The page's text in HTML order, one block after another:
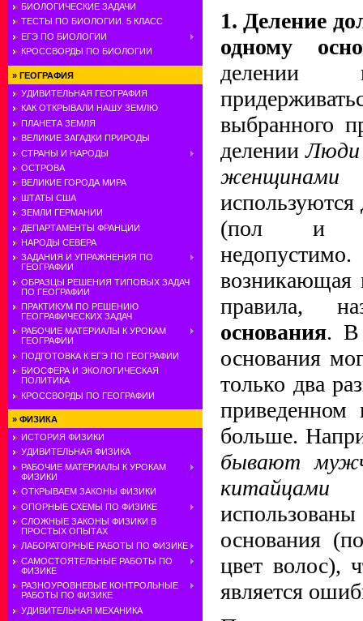
БИОЛОГИЧЕСКИЕ ЗАДАЧИ
ТЕСТЫ ПО БИОЛОГИИ. 5 КЛАСС
ЕГЭ ПО БИОЛОГИИ
КРОССВОРДЫ ПО БИОЛОГИИ
» ГЕОГРАФИЯ
УДИВИТЕЛЬНАЯ ГЕОГРАФИЯ
КАК ОТКРЫВАЛИ НАШУ ЗЕМЛЮ
ПЛАНЕТА ЗЕМЛЯ
ВЕЛИКИЕ ЗАГАДКИ ПРИРОДЫ
СТРАНЫ И НАРОДЫ
ОСТРОВА
ВЕЛИКИЕ ГОРОДА МИРА
ШТАТЫ США
ЗЕМЛИ ГЕРМАНИИ
ДЕПАРТАМЕНТЫ ФРАНЦИИ
НАРОДЫ СЕВЕРА
ЗАДАНИЯ И УПРАЖНЕНИЯ ПО
ГЕОГРАФИИ
ОБРАЗЦЫ РЕШЕНИЯ ТИПОВЫХ ЗАДАЧ
ПО ГЕОГРАФИИ
ПРАКТИКУМ ПО РЕШЕНИЮ
ГЕОГРАФИЧЕСКИХ ЗАДАЧ
РАБОЧИЕ МАТЕРИАЛЫ К УРОКАМ
ГЕОГРАФИИ
ПОДГОТОВКА К ЕГЭ ПО ГЕОГРАФИИ
БИОСФЕРА И ЭКОЛОГИЧЕСКАЯ
ПОЛИТИКА
КРОССВОРДЫ ПО ГЕОГРАФИИ
» ФИЗИКА
ИСТОРИЯ ФИЗИКИ
УДИВИТЕЛЬНАЯ ФИЗИКА
РАБОЧИЕ МАТЕРИАЛЫ К УРОКАМ
ФИЗИКИ
ОТКРЫВАЕМ ЗАКОНЫ ФИЗИКИ
ОПОРНЫЕ СХЕМЫ ПО ФИЗИКЕ
СЛОЖНЫЕ ЗАКОНЫ ФИЗИКИ В
ПРОСТЫХ ОПЫТАХ
ЛАБОРАТОРНЫЕ РАБОТЫ ПО ФИЗИКЕ
САМОСТОЯТЕЛЬНЫЕ РАБОТЫ ПО
ФИЗИКЕ
РАЗНОУРОВНЕВЫЕ КОНТРОЛЬНЫЕ
РАБОТЫ ПО ФИЗИКЕ
УДИВИТЕЛЬНАЯ МЕХАНИКА
1. Деление
одному
делении
выбранного
делении
используются
(пол и
возникающая
правила,
основания. В
основания
только два
больше.
бывают
основания
цвет волос),
является